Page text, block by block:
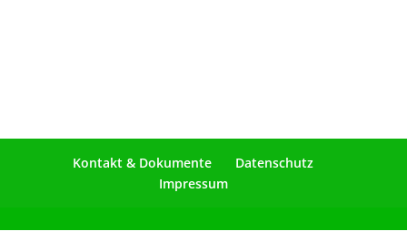
Kontakt & Dokumente
Datenschutz
Impressum